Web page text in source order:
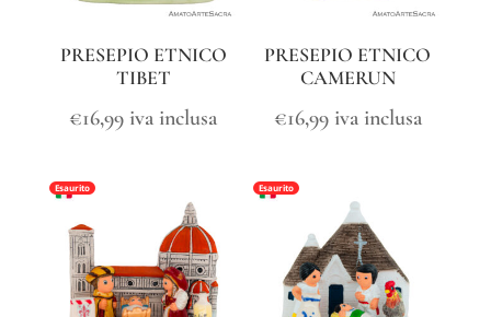
PRESEPIO ETNICO
TIBET
€16,99 iva inclusa
PRESEPIO ETNICO
CAMERUN
€16,99 iva inclusa
Esaurito Esaurito